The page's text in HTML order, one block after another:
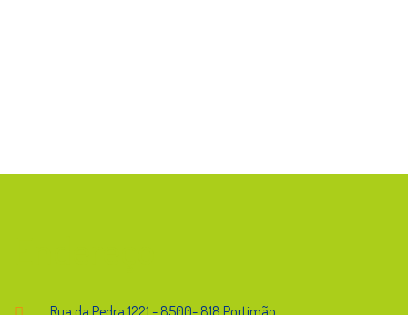
Rua da Pedra,1221 - 8500- 818 Portimão